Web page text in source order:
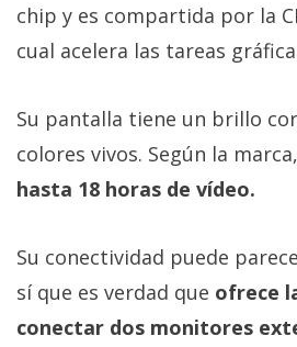
chip y es compartida por la
cual acelera las tareas
Su pantalla tiene un brillo
colores vivos. Según la marca,
hasta 18 horas de vídeo.
Su conectividad puede
sí que es verdad que ofrece
conectar dos monitores